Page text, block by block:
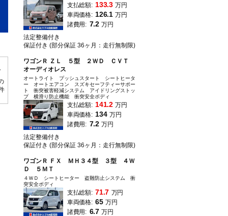
フォギーブルーパールメタリックのワゴンＲ入荷致しました
支払総額: 133.3 万円
車両価格: 126.1 万円
諸費用: 7.2 万円
法定整備付き
保証付き (部分保証 36ヶ月：走行無制限)
ワゴンＲ ＺＬ ５型 ２ＷＤ ＣＶＴ
オーディオレス
オートライト プッシュスタート シートヒータ
ー オートエアコン スズキセーフティーサポー
ト 衝突被害軽減システム アイドリングストッ
プ 横滑り防止機能 衝突安全ボディ
支払総額: 141.2 万円
車両価格: 134 万円
諸費用: 7.2 万円
法定整備付き
保証付き (部分保証 36ヶ月：走行無制限)
ワゴンＲ ＦＸ ＭＨ３４型 ３型 ４Ｗ
Ｄ ５ＭＴ
４ＷＤ シートヒーター 盗難防止システム 衝
突安全ボディ
支払総額: 71.7 万円
車両価格: 65 万円
諸費用: 6.7 万円